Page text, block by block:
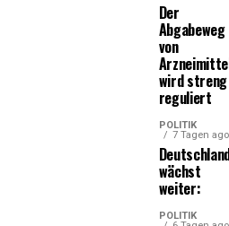
Der
Abgabeweg
von
wird streng
reguliert
POLITIK
7 Tagen ago
wächst
weiter:
POLITIK